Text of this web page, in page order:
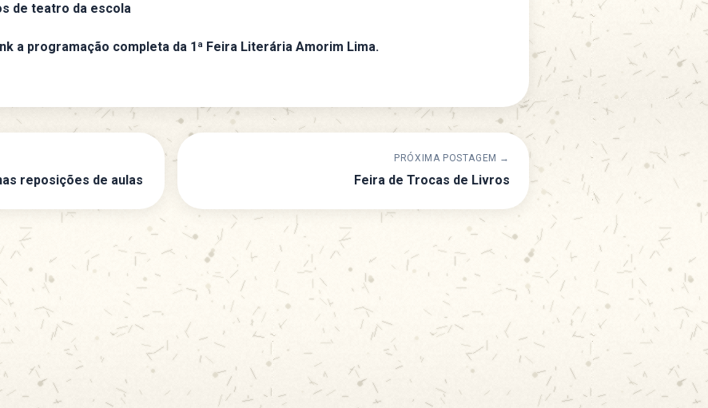
de teatro da escola
a programação completa da 1ª Feira Literária Amorim Lima.
reposições de aulas
PRÓXIMA POSTAGEM →
Feira de Trocas de Livros